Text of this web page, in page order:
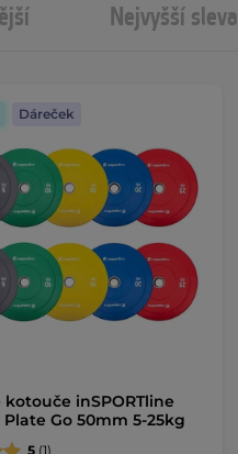
Nejvyšší sleva
Dáreček
kotouče inSPORTline
Go 50mm 5-25kg
5(1)